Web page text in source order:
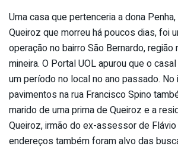
Uma casa que pertenceria a dona
Queiroz que morreu há poucos dias, foi
operação no bairro São Bernardo, região
mineira. O Portal UOL apurou que o
um período no local no ano passado.
pavimentos na rua Francisco Spino
marido de uma prima de Queiroz e a
Queiroz, irmão do ex-assessor de
endereços também foram alvo das